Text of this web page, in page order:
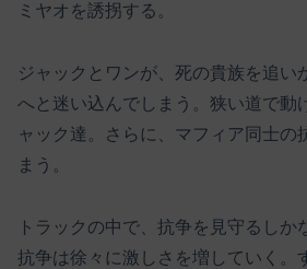
ミヤオを誘拐する。
ジャックとワンが、死の貴族を追い
へと迷い込んでしまう。狭い道で動
ャック達。さらに、マフィア同士の
まう。
トラックの中で、抗争を見守るしか
抗争は徐々に激しさを増していく。